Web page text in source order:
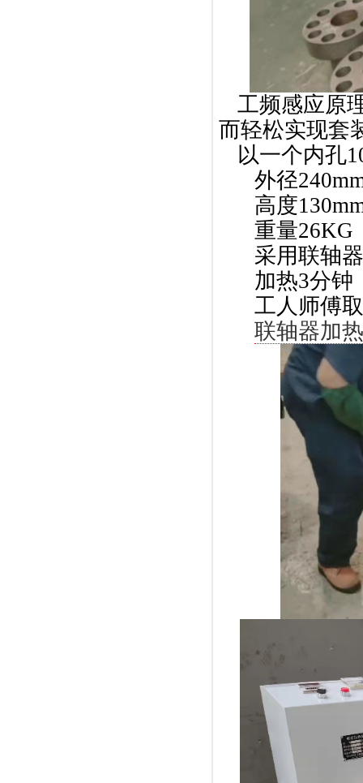
工频感应原
而轻松实现套
以一个内孔
外径
高度
重量26KG
采用联轴
加热3分钟
工人师傅
联轴器加